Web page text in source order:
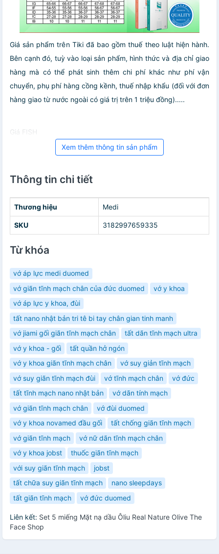
Giá sản phẩm trên Tiki đã bao gồm thuế theo luật hiện hành.
Bên cạnh đó, tuỳ vào loại sản phẩm, hình thức và địa chỉ giao
hàng mà có thể phát sinh thêm chi phí khác như phí vận
chuyển, phụ phí hàng cồng kềnh, thuế nhập khẩu (đối với đơn
hàng giao từ nước ngoài có giá trị trên 1 triệu đồng).....
Giá FISH
Xem thêm thông tin sản phẩm
Thông tin chi tiết
Thương hiệu Medi
SKU 3182997659335
Từ khóa
vớ áp lực medi duomed
vớ giãn tĩnh mạch chân của đức duomed
vớ y khoa
vớ áp lực y khoa, đùi
tất nano nhật bản tri tê bi tay chân gian tinh manh
vớ jiami gối giãn tĩnh mạch chân
tất dãn tĩnh mạch ultra
vớ y khoa - gối
tất quần hở ngón
vớ y khoa giãn tĩnh mạch chân
vớ suy giản tĩnh mạch
vớ suy giãn tĩnh mạch đùi
vớ tĩnh mạch chân
vớ đức
tất tĩnh mạch nano nhật bản
vớ dãn tính mạch
vớ giãn tĩnh mạch chân
vớ đùi duomed
vớ y khoa novamed đầu gối
tất chống giãn tĩnh mạch
vớ giãn tĩnh mạch
vớ nữ dãn tĩnh mạch chân
vớ y khoa jobst
thuốc giãn tĩnh mạch
với suy giãn tĩnh mạch
jobst
tất chữa suy giãn tĩnh mạch
nano sleepdays
tất giãn tĩnh mạch
vớ đức duomed
Liên kết: Set 5 miếng Mặt nạ dầu Ôliu Real Nature Olive The
Face Shop